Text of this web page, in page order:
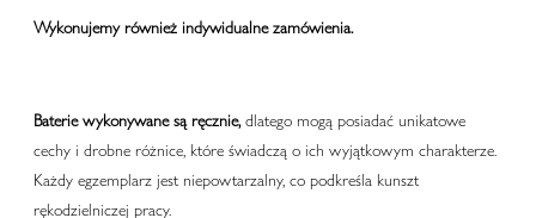
Wykonujemy również indywidualne zamówienia.
Baterie wykonywane są ręcznie,dlatego mogą posiadać unikatowe
cechy i drobne różnice, które świadczą o ich wyjątkowym charakterze.
Każdy egzemplarz jest niepowtarzalny, co podkreśla kunszt
rękodzielniczej pracy.